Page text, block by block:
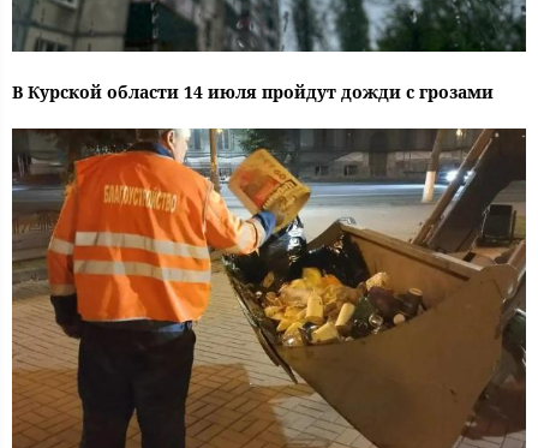
В Курской области 14 июля пройдут дожди с грозами